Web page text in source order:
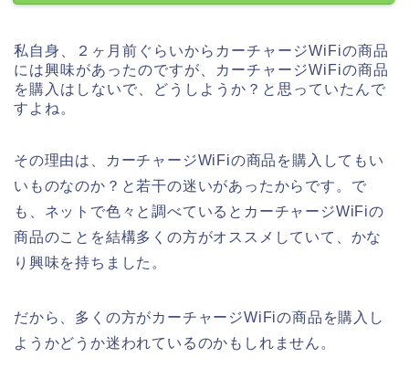
私自身、２ヶ月前ぐらいからカーチャージWiFiの商品
には興味があったのですが、カーチャージWiFiの商品
を購入はしないで、どうしようか？と思っていたんで
すよね。
その理由は、カーチャージWiFiの商品を購入してもい
いものなのか？と若干の迷いがあったからです。で
も、ネットで色々と調べているとカーチャージWiFiの
商品のことを結構多くの方がオススメしていて、かな
り興味を持ちました。
だから、多くの方がカーチャージWiFiの商品を購入し
ようかどうか迷われているのかもしれません。